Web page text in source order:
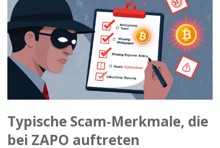
Typische Scam‑Merkmale, die
bei ZAPO auftreten